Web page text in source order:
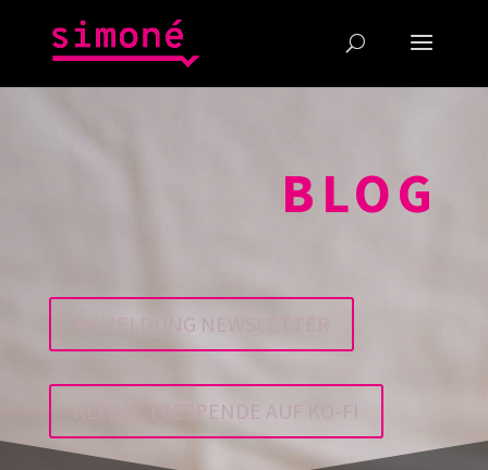
BLOG
ANMELDUNG NEWSLETTER
KLEINE TEESPENDE AUF KO-FI